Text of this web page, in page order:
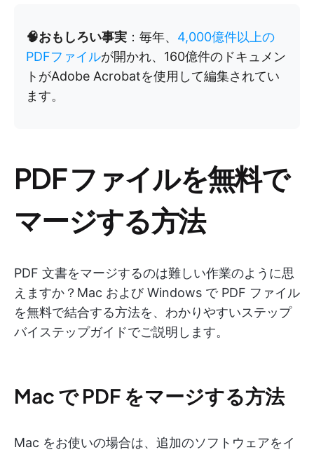
🧠おもしろい事実 ：毎年、 4,000億件以上の
PDFファイルが開かれ、160億件のドキュメン
トがAdobe Acrobatを使用して編集されてい
ます。
PDF ファイルを無料で
マージする方法
PDF 文書をマージするのは難しい作業のように思
えますか？Mac および Windows で PDF ファイル
を無料で結合する方法を、わかりやすいステップ
バイステップガイドでご説明します。
Mac で PDF をマージする方法
Mac をお使いの場合は、追加のソフトウェアをイ